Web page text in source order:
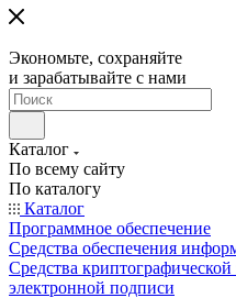
Экономьте, сохраняйте
и зарабатывайте с нами
Каталог
По всему сайту
По каталогу
Каталог
Программное обеспечение
Средства обеспечения
Средства
электронной подписи